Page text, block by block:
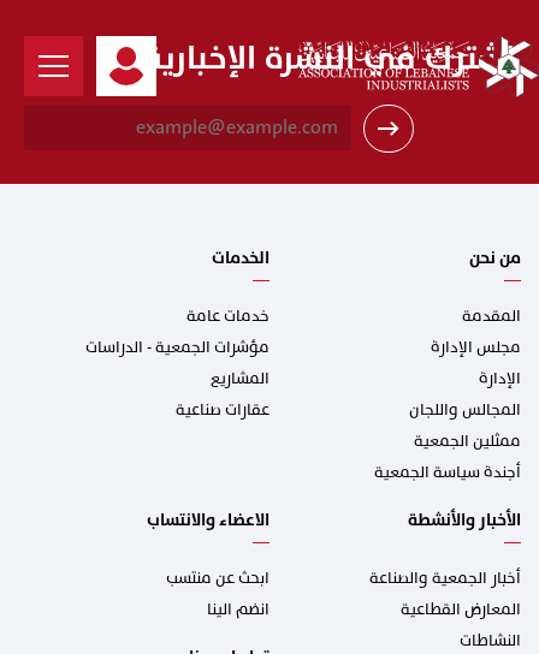
اشترك في النشرة الإخبارية
i
من نحن
المقدمة
مجلس الإدارة
الإدارة
المجالس واللجان
ممثلين الجمعية
أجندة سياسة الجمعية
الخدمات
خدمات عامة
مؤشرات الجمعية - الدراسات
المشاريع
عقارات صناعية
الأخبار والأنشطة
أخبار الجمعية والصناعة
المعارض القطاعية
النشاطات
الاعضاء والانتساب
ابحث عن منتسب
انضم الينا